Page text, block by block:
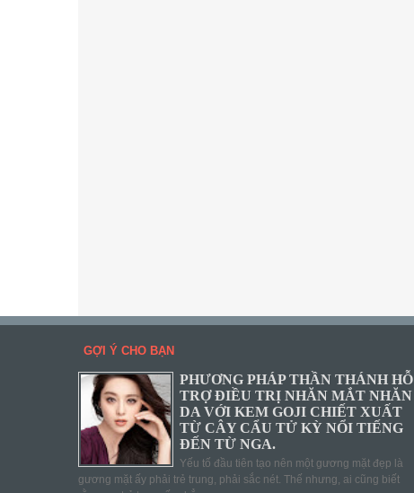
GỢI Ý CHO BẠN
PHƯƠNG PHÁP THẦN THÁNH HỖ
TRỢ ĐIỀU TRỊ NHĂN MẮT NHĂN
DA VỚI KEM GOJI CHIẾT XUẤT
TỪ CÂY CẨU TỬ KỲ NỔI TIẾNG
ĐẾN TỪ NGA.
Yếu tố đầu tiên tạo nên một gương mặt đẹp là
gương mặt ấy phải trẻ trung, phải sắc nét. Thế nhưng, ai cũng biết